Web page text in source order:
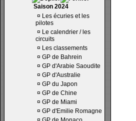
Saison 2024
¤ Les écuries et les
pilotes
¤ Le calendrier / les
circuits
¤ Les classements
¤ GP de Bahrein
¤ GP d'Arabie Saoudite
¤ GP d'Australie
¤ GP du Japon
¤ GP de Chine
¤ GP de Miami
¤ GP d'Emilie Romagne